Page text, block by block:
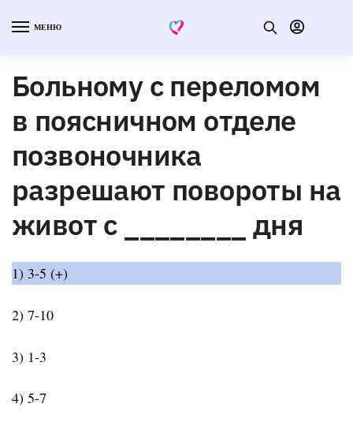
МЕНЮ
Больному с переломом
в поясничном отделе
позвоночника
разрешают повороты на
живот с ________ дня
1) 3-5 (+)
2) 7-10
3) 1-3
4) 5-7